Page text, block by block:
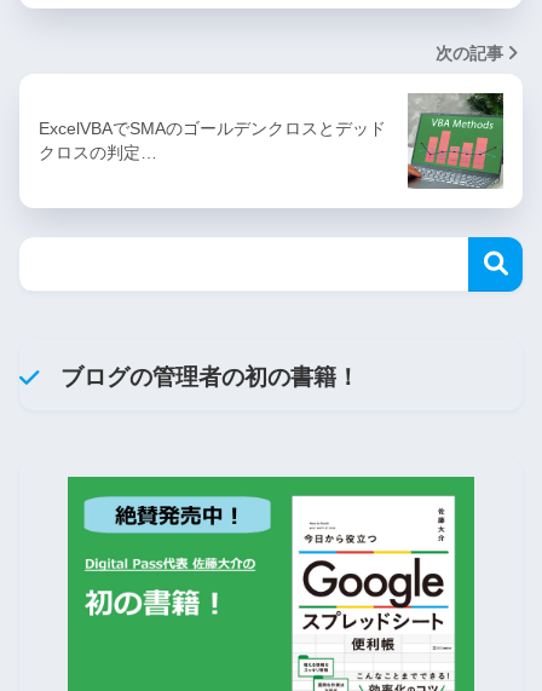
次の記事
ExcelVBAでSMAのゴールデンクロスとデッド
クロスの判定…
ブログの管理者の初の書籍！